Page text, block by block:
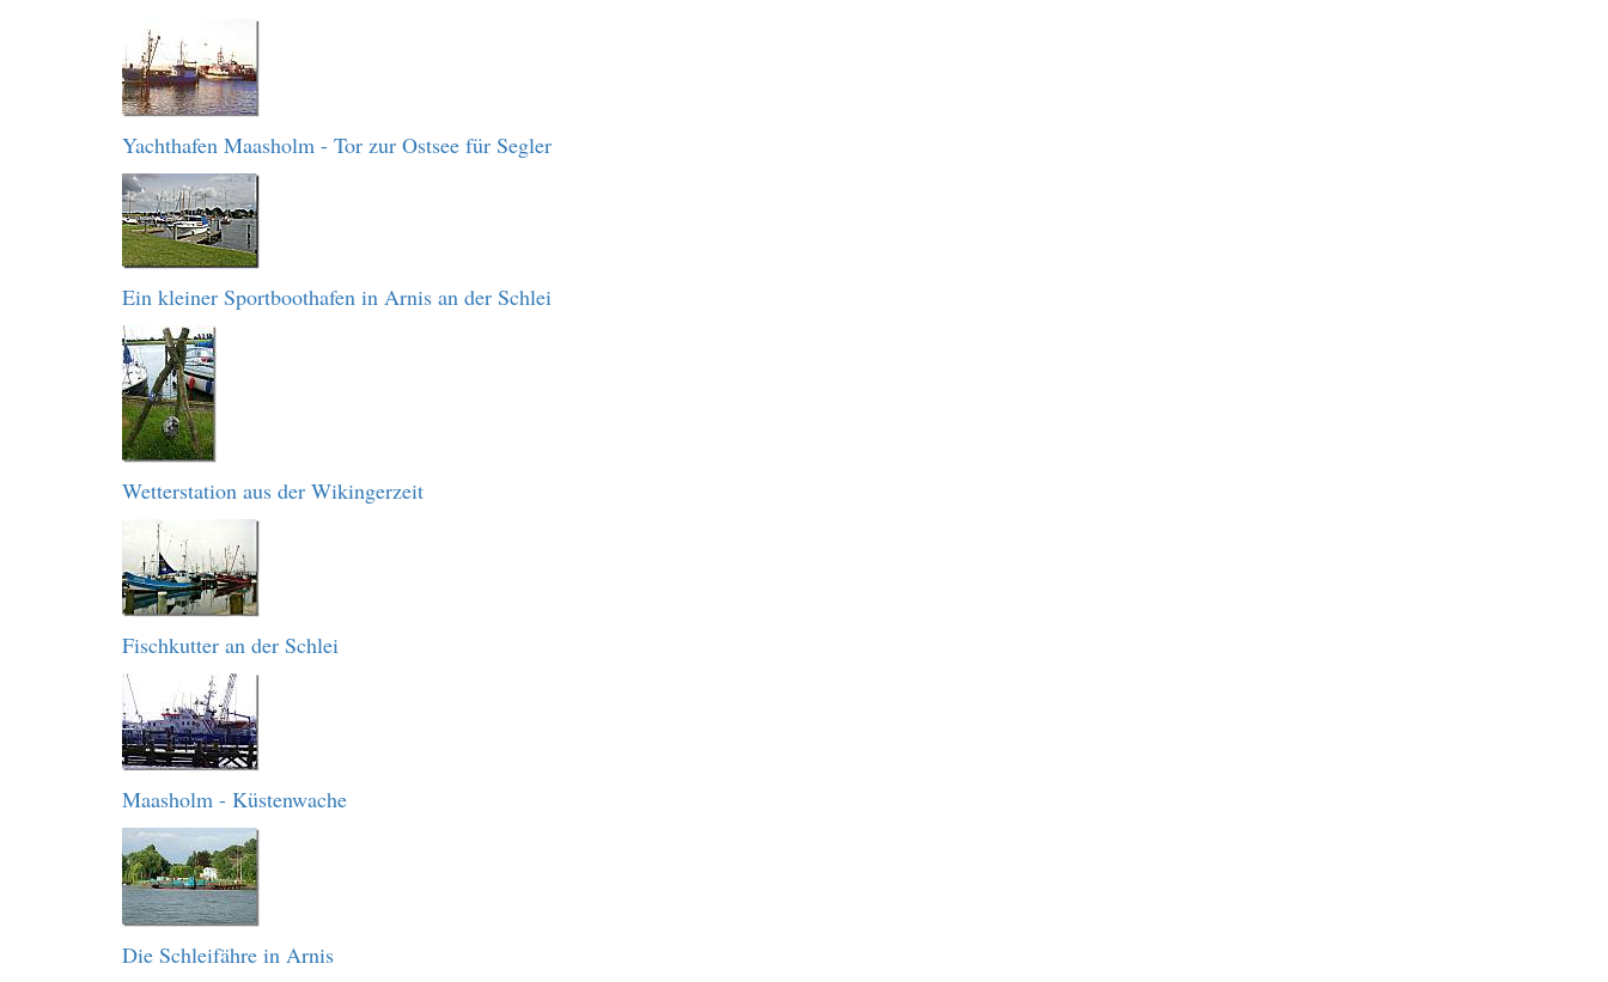
Yachthafen Maasholm - Tor zur Ostsee für Segler
Ein kleiner Sportboothafen in Arnis an der Schlei
Wetterstation aus der Wikingerzeit
Fischkutter an der Schlei
Maasholm - Küstenwache
Die Schleifähre in Arnis